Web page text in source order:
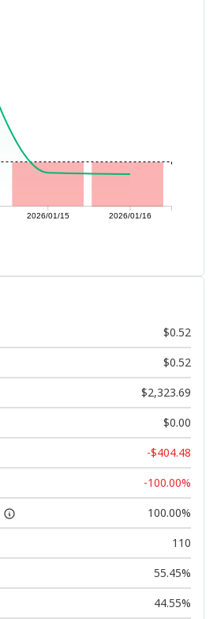
2026/01/15 2026/01/16
$0.52
$0.52
$2,323.69
$0.00
-$404.48
-100.00%
100.00%
110
55.45%
44.55%